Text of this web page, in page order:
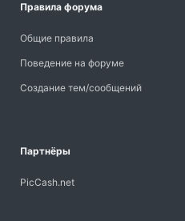
Правила форума
Общие правила
Поведение на форуме
Создание тем/сообщений
Партнёры
PicCash.net